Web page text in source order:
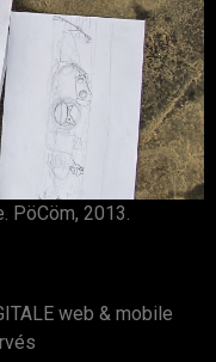
PöCöm, 2013.
web & mobile